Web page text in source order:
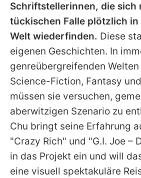
Schriftstellerinnen, die sich
tückischen Falle plötzlich
Welt wiederfinden. Diese
eigenen Geschichten. In
genreübergreifenden
Science-Fiction, Fantasy
müssen sie versuchen,
aberwitzigen Szenario zu
Chu bringt seine Erfahrung
"Crazy Rich" und "G.I. Joe –
in das Projekt ein und will
eine visuell spektakuläre